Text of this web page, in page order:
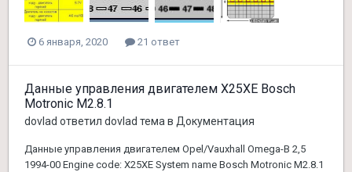
6 января, 2020 21 ответ
Данные управления двигателем X25XE Bosch
Motronic M2.8.1
dovlad ответил dovlad тема в Документация
Данные управления двигателем Opel/Vauxhall Omega-B 2,5
1994-00 Engine code: X25XE System name Bosch Motronic M2.8.1